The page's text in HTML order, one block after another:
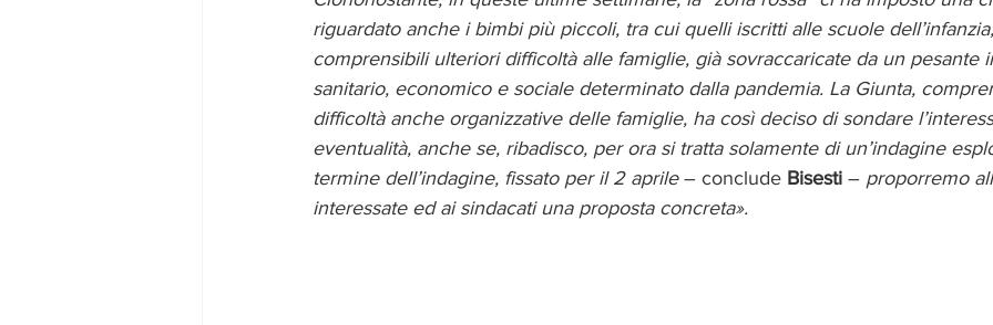
riguardato anche i bimbi più piccoli, tra cui quelli iscritti alle scuole
comprensibili ulteriori difficoltà alle famiglie, già sovraccaricate da un pesante
sanitario, economico e sociale determinato dalla pandemia. La Giunta,
difficoltà anche organizzative delle famiglie, ha così deciso di sondare
eventualità, anche se, ribadisco, per ora si tratta solamente di un’indagine
termine dell’indagine, fissato per il 2 aprile – conclude Bisesti – proporremo
interessate ed ai sindacati una proposta concreta».